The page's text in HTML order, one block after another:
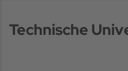
Technische